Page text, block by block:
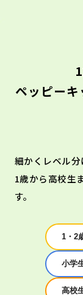
ペッピー
細かくレベル分
1歳から高校生
す。
1・2
小学
高校